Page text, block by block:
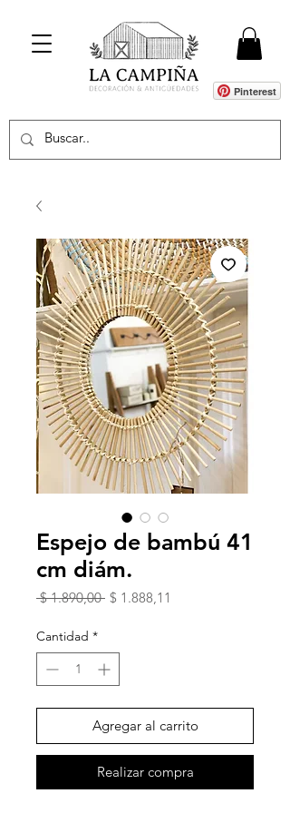
Pinterest
Espejo de bambú 41
cm diám.
$ 1.890,00 Precio
$ 1.888,11
Cantidad *
Agregar al carrito
Realizar compra